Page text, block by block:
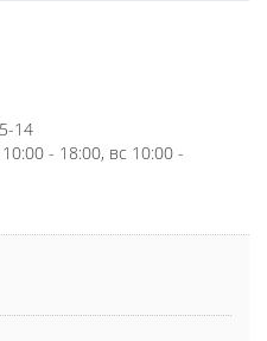
14
- 18:00, вс 10:00 -